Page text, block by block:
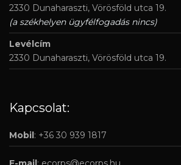
2330 Dunaharaszti, Vörösföld utca 19.
(a székhelyen ügyfélfogadás nincs)
Levélcím
2330 Dunaharaszti, Vörösföld utca 19.
Kapcsolat:
Mobil: +36 30 939 1817